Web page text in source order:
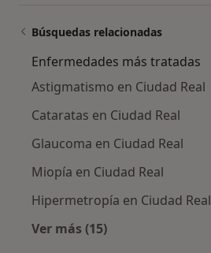
Búsquedas relacionadas
Enfermedades más tratadas
Astigmatismo en Ciudad Real
Cataratas en Ciudad Real
Glaucoma en Ciudad Real
Miopía en Ciudad Real
Hipermetropía en Ciudad Real
Ver más (15)